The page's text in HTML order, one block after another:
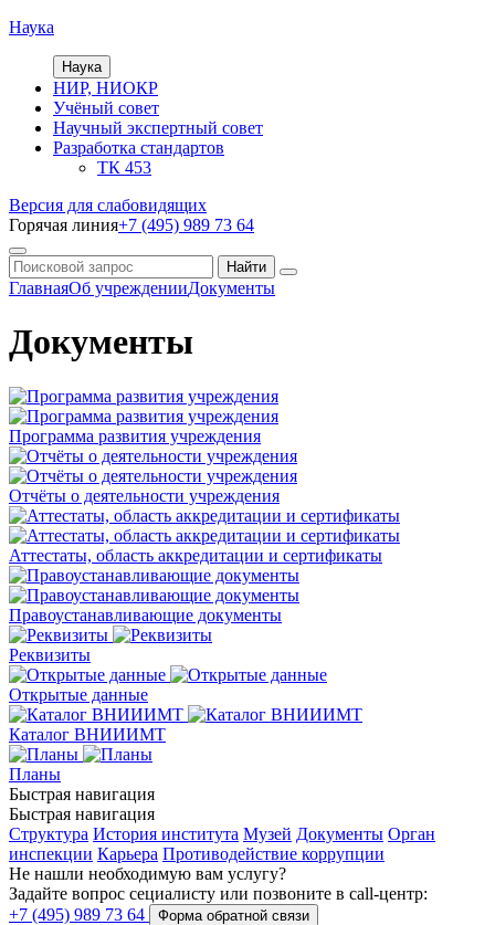
Наука
Наука
НИР, НИОКР
Учёный совет
Научный экспертный совет
Разработка стандартов
ТК 453
Версия для слабовидящих
Горячая линия+7 (495) 989 73 64
ГлавнаяОб учрежденииДокументы
Документы
Программа развития учреждения
Отчёты о деятельности учреждения
Аттестаты, область аккредитации и сертификаты
Правоустанавливающие документы
Реквизиты
Открытые данные
Каталог ВНИИИМТ
Планы
Быстрая навигация
Быстрая навигация
Структура История института Музей Документы Орган
инспекции Карьера Противодействие коррупции
Не нашли необходимую вам услугу?
Задайте вопрос сециалисту или позвоните в call-центр:
+7 (495) 989 73 64
Форма обратной связи